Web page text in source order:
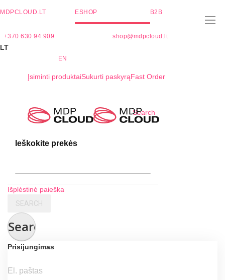
MDPCLOUD.LT ESHOP B2B
+370 630 94 909 shop@mdpcloud.lt
LT
EN
Įsiminti produktaiSukurti paskyrąFast Order
Search
Ieškokite prekės
Išplėstinė paieška
SEARCH
Search
Prisijungimas
El. paštas